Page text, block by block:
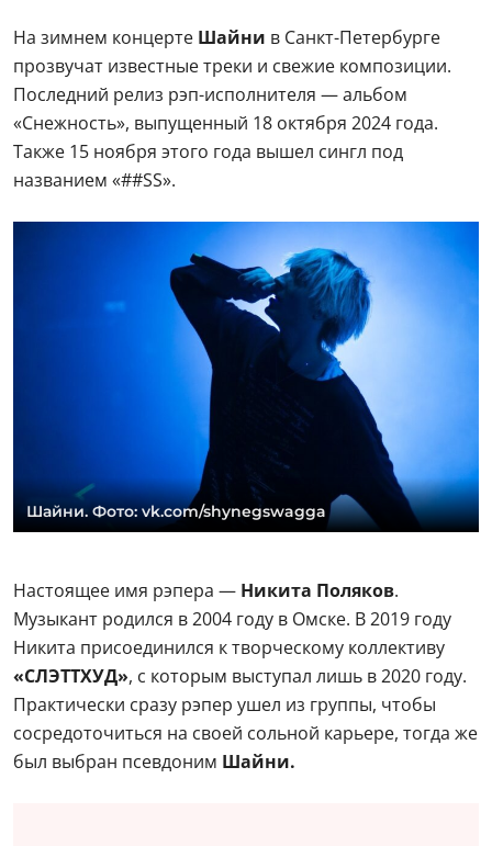
На зимнем концерте Шайни в Санкт-Петербурге
прозвучат известные треки и свежие композиции.
Последний релиз рэп-исполнителя — альбом
«Снежность», выпущенный 18 октября 2024 года.
Также 15 ноября этого года вышел сингл под
названием «##SS».
Шайни. Фото: vk.com/shynegswagga
Настоящее имя рэпера — Никита Поляков.
Музыкант родился в 2004 году в Омске. В 2019 году
Никита присоединился к творческому коллективу
«СЛЭТТХУД», с которым выступал лишь в 2020 году.
Практически сразу рэпер ушел из группы, чтобы
сосредоточиться на своей сольной карьере, тогда же
был выбран псевдоним Шайни.